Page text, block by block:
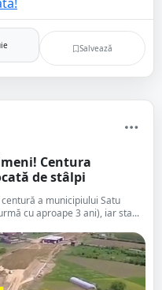
Salvează
Centura
de stâlpi
a municipiului Satu
cu aproape 3 ani), iar sta...